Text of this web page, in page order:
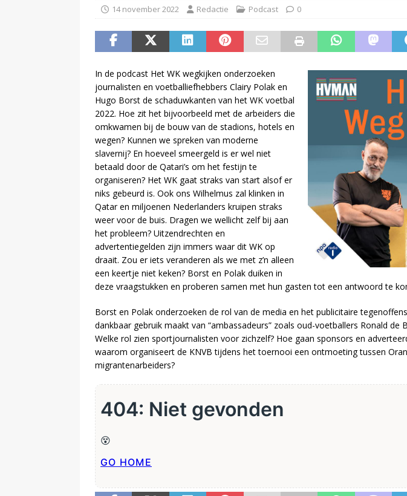
maar mag dat niet vanwege haar veiligheid
14 november 2022 Redactie Podcast 0
In de podcast Het WK wegkijken onderzoeken
journalisten en voetballiefhebbers Clairy Polak en
Hugo Borst de schaduwkanten van het WK voetbal
2022. Hoe zit het bijvoorbeeld met de arbeiders die
omkwamen bij de bouw van de stadions, hotels en
wegen? Kunnen we spreken van moderne
slavernij? En hoeveel smeergeld is er wel niet
betaald door de Qatari’s om het festijn te
organiseren? Het WK gaat straks van start alsof er
niks gebeurd is. Ook ons Wilhelmus zal klinken in
Qatar en miljoenen Nederlanders kruipen straks
weer voor de buis. Dragen we wellicht zelf bij aan
het probleem? Uitzendrechten en
advertentiegelden zijn immers waar dit WK op
draait. Zou er iets veranderen als we met z’n alleen
een keertje niet keken? Borst en Polak duiken in
deze vraagstukken en proberen samen met hun gasten tot een antwoord te
Borst en Polak onderzoeken de rol van de media en het publicitaire
dankbaar gebruik maakt van “ambassadeurs” zoals oud-voetballers Ronald de
Welke rol zien sportjournalisten voor zichzelf? Hoe gaan sponsors en
waarom organiseert de KNVB tijdens het toernooi een ontmoeting tussen
migrantenarbeiders?